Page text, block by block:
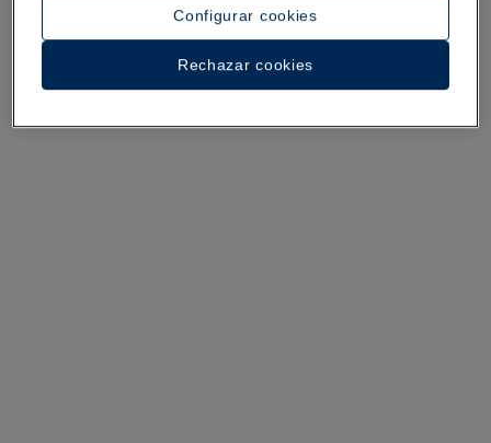
Un paseo por el hotel
Configurar cookies
Rechazar cookies